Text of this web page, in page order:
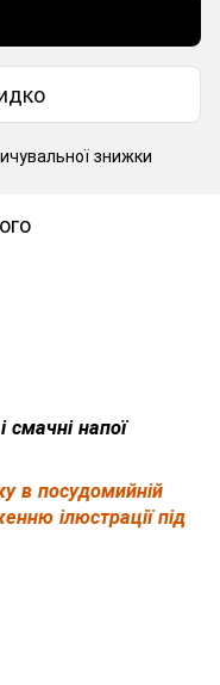
знижки
смачні напої
в посудомийній
ілюстрації під